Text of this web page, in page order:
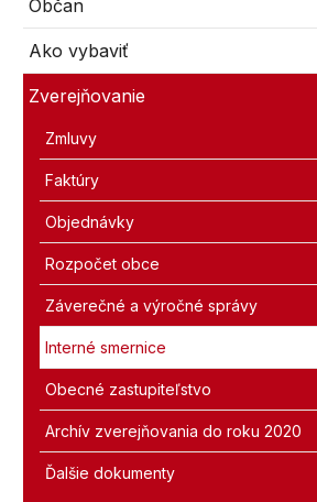
Občan
Ako vybaviť
Zverejňovanie
Zmluvy
Faktúry
Objednávky
Rozpočet obce
Záverečné a výročné správy
Interné smernice
Obecné zastupiteľstvo
Archív zverejňovania do roku 2020
Ďalšie dokumenty